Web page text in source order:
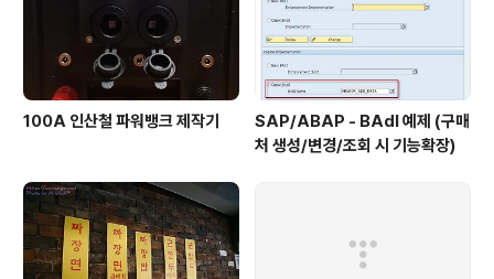
100A 인산철 파워뱅크 제작기
SAP/ABAP - BAdI 예제 (구매
처 생성/변경/조회 시 기능확장)